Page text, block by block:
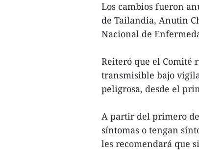
Los cambios fueron
de Tailandia, Anutin
Nacional de
Reiteró que el Comité
transmisible bajo
peligrosa, desde el
A partir del primero
síntomas o tengan
les recomendará que